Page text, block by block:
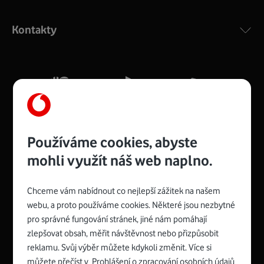
silný signál pro celou domácnost. Kompaktní rozměry 21
Více o COMPAL CH7465VF
Zyxel VMG8623-T50B:
Rozměry modemu jsou 16 x 22 x 7,5 cm (včetně stojánku)
a nabízí 4 gigabitové LAN porty a bezdrátové připojení Wi-
Spojte se s Vodafonem
Kontakty
Používáme cookies, abyste
mohli využít náš web naplno.
Chceme vám nabídnout co nejlepší zážitek na našem
webu, a proto používáme cookies. Některé jsou nezbytné
pro správné fungování stránek, jiné nám pomáhají
zlepšovat obsah, měřit návštěvnost nebo přizpůsobit
reklamu. Svůj výběr můžete kdykoli změnit. Více si
můžete přečíst v Prohlášení o zpracování osobních údajů